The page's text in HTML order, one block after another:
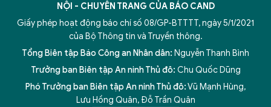
NỘI - CHUYÊN TRANG CỦA BÁO CAND
Giấy phép hoạt động báo chí số 08/GP-BTTTT, ngày 5/1/2021
của Bộ Thông tin và Truyền thông.
Tổng Biên tập Báo Công an Nhân dân: Nguyễn Thanh Bình
Trưởng ban Biên tập An ninh Thủ đô: Chu Quốc Dũng
Phó Trưởng ban Biên tập An ninh Thủ đô:Vũ Mạnh Hùng,
Lưu Hồng Quân, Đỗ Trần Quân